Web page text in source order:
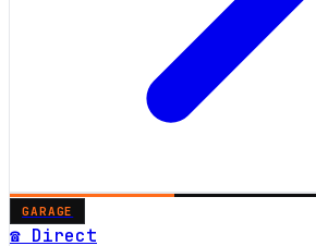
GARAGE
☎ Direct